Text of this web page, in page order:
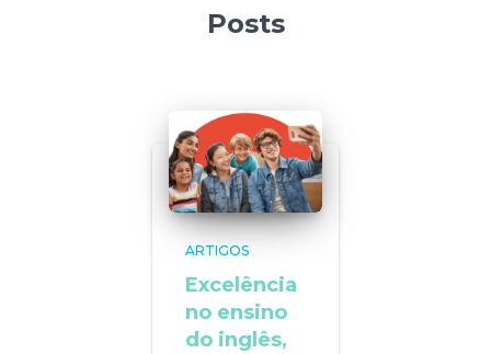
Posts
ARTIGOS
Excelência
no ensino
do inglês,